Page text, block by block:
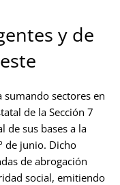
y de
sectores en
de la Sección 7
de sus bases a la
de junio. Dicho
de abrogación
social, emitiendo